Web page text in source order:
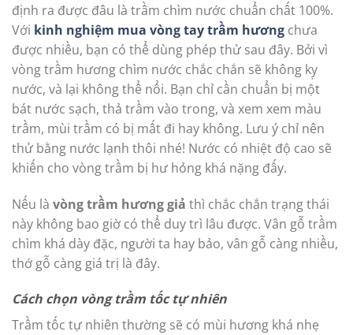
định ra được đâu là trầm chìm nước chuẩn chất 100%.
Với kinh nghiệm mua vòng tay trầm hương chưa
được nhiều, bạn có thể dùng phép thử sau đây. Bởi vì
vòng trầm hương chìm nước chắc chắn sẽ không kỵ
nước, và lại không thể nổi. Bạn chỉ cần chuẩn bị một
bát nước sạch, thả trầm vào trong, và xem xem màu
trầm, mùi trầm có bị mất đi hay không. Lưu ý chỉ nên
thử bằng nước lạnh thôi nhé! Nước có nhiệt độ cao sẽ
khiến cho vòng trầm bị hư hỏng khá nặng đấy.
Nếu là vòng trầm hương giả thì chắc chắn trạng thái
này không bao giờ có thể duy trì lâu được. Vân gỗ trầm
chìm khá dày đặc, người ta hay bảo, vân gỗ càng nhiều,
thớ gỗ càng giá trị là đây.
Cách chọn vòng trầm tốc tự nhiên
Trầm tốc tự nhiên thường sẽ có mùi hương khá nhẹ